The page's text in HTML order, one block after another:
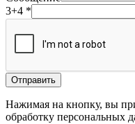
3+4 *
Отправить
Нажимая на кнопку, вы
обработку персональных